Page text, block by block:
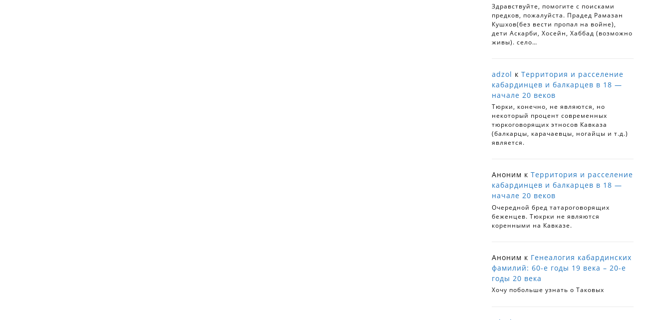
Здравствуйте, помогите с поисками
предков, пожалуйста. Прадед Рамазан
Кушхов(без вести пропал на войне),
дети Аскарби, Хосейн, Хаббад (возможно
живы). село…
adzol к Территория и расселение
кабардинцев и балкарцев в 18 —
начале 20 веков
Тюрки, конечно, не являются, но
некоторый процент современных
тюркоговорящих этносов Кавказа
(балкарцы, карачаевцы, ногайцы и т.д.)
является.
Аноним к Территория и расселение
кабардинцев и балкарцев в 18 —
начале 20 веков
Очередной бред татароговорящих
беженцев. Тюкрки не являются
коренными на Кавказе.
Аноним к Генеалогия кабардинских
фамилий: 60-е годы 19 века – 20-е
годы 20 века
Хочу побольше узнать о Таковых